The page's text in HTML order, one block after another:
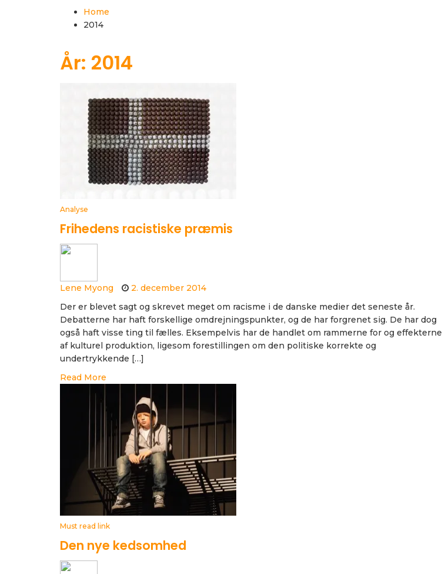
Home
2014
År: 2014
Analyse
Frihedens racistiske præmis
Lene Myong
2. december 2014
Der er blevet sagt og skrevet meget om racisme i de danske medier det seneste år.
Debatterne har haft forskellige omdrejningspunkter, og de har forgrenet sig. De har dog
også haft visse ting til fælles. Eksempelvis har de handlet om rammerne for og effekterne
af kulturel produktion, ligesom forestillingen om den politiske korrekte og
undertrykkende […]
Read More
Must read link
Den nye kedsomhed